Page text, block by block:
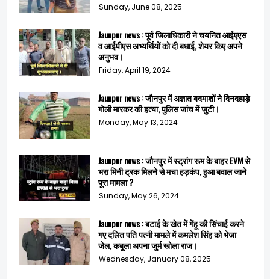
Sunday, June 08, 2025
Jaunpur news : पूर्व जिलाधिकारी ने चयनित आईएएस
व आईपीएस अभ्यर्थियों को दी बधाई, शेयर किए अपने
अनुभव।
Friday, April 19, 2024
Jaunpur news : जौनपुर में अज्ञात बदमाशों ने दिनदहाड़े
गोली मारकर की हत्या, पुलिस जांच में जुटी।
Monday, May 13, 2024
Jaunpur news : जौनपुर में स्ट्रांग रूम के बाहर EVM से
भरा मिनी ट्रक मिलने से मचा हड़कंप, हुआ बवाल जाने
पूरा मामला ?
Sunday, May 26, 2024
Jaunpur news : बटाई के खेत में गेंहू की सिंचाई करने
गए दलित पति पत्नी मामले में कमलेश सिंह को भेजा
जेल, कबूला अपना जुर्म खोला राज।
Wednesday, January 08, 2025